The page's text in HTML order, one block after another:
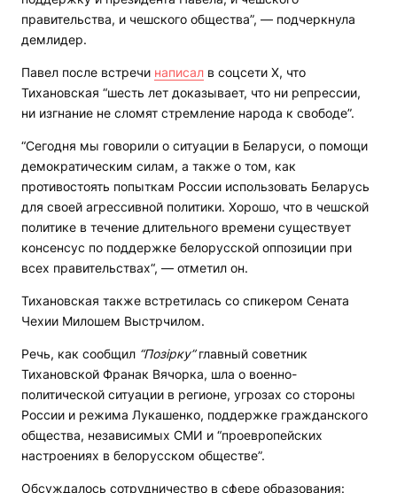
правительства, и чешского общества”, — подчеркнула
демлидер.
Павел после встречи написал в соцсети Х, что
Тихановская “шесть лет доказывает, что ни репрессии,
ни изгнание не сломят стремление народа к свободе”.
“Сегодня мы говорили о ситуации в Беларуси, о помощи
демократическим силам, а также о том, как
противостоять попыткам России использовать Беларусь
для своей агрессивной политики. Хорошо, что в чешской
политике в течение длительного времени существует
консенсус по поддержке белорусской оппозиции при
всех правительствах“, — отметил он.
Тихановская также встретилась со спикером Сената
Чехии Милошем Выстрчилом.
Речь, как сообщил “Позірку”главный советник
Тихановской Франак Вячорка, шла о военно-
политической ситуации в регионе, угрозах со стороны
России и режима Лукашенко, поддержке гражданского
общества, независимых СМИ и “проевропейских
настроениях в белорусском обществе”.
Обсуждалось сотрудничество в сфере образования: